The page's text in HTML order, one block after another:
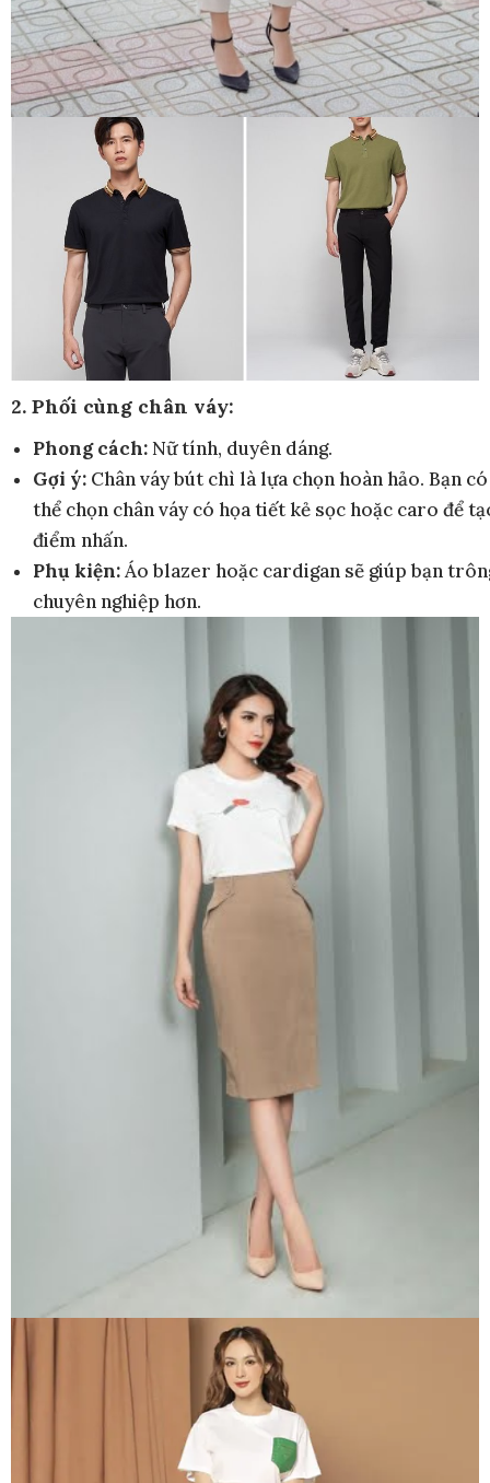
2. Phối cùng chân váy:
Phong cách:Nữ tính, duyên dáng.
Gợi ý: Chân váy bút chì là lựa chọn hoàn hảo. Bạn có
thể chọn chân váy có họa tiết kẻ sọc hoặc caro để
điểm nhấn.
Phụ kiện:Áo blazer hoặc cardigan sẽ giúp bạn
chuyên nghiệp hơn.